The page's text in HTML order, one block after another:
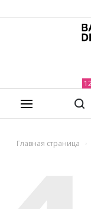
Главная страница